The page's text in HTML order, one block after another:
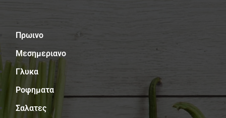
ΜενούΠρωινο
Μεσημεριανο
Γλυκα
Ροφηματα
Σαλατες